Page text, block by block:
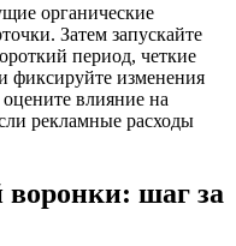
органические
Затем запускайте
период, четкие
изменения
влияние на
рекламные расходы
шаг за